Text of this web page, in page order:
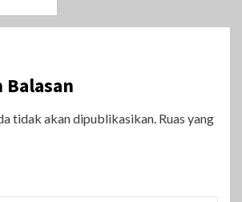
tidak akan dipublikasikan. Ruas yang